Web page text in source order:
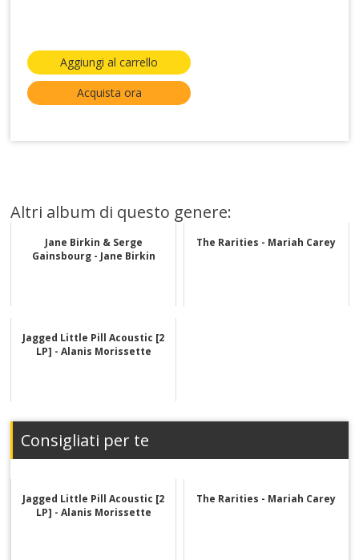
Aggiungi al carrello
Acquista ora
Altri album di questo genere:
Jane Birkin & Serge
Gainsbourg - Jane Birkin
The Rarities - Mariah Carey
Jagged Little Pill Acoustic [2
LP] - Alanis Morissette
Consigliati per te
Jagged Little Pill Acoustic [2
LP] - Alanis Morissette
The Rarities - Mariah Carey